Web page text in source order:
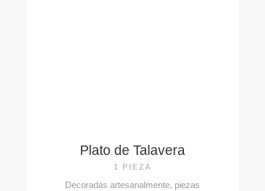
Plato de Talavera
1 PIEZA
Decoradas artesanalmente, piezas